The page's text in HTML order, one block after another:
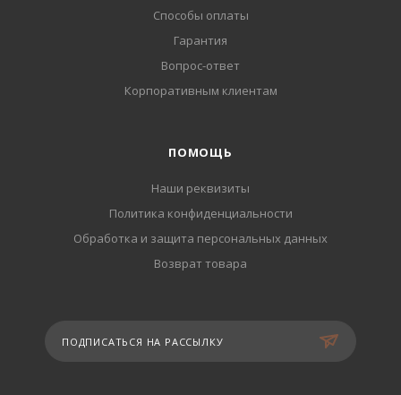
Способы оплаты
Гарантия
Вопрос-ответ
Корпоративным клиентам
ПОМОЩЬ
Наши реквизиты
Политика конфиденциальности
Обработка и защита персональных данных
Возврат товара
ПОДПИСАТЬСЯ НА РАССЫЛКУ